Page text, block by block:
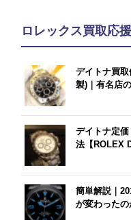
ロレックス買取応
デイトナ買
製)｜有名店
デイトナ定
法【ROLEX
簡単解説｜
が変わったの